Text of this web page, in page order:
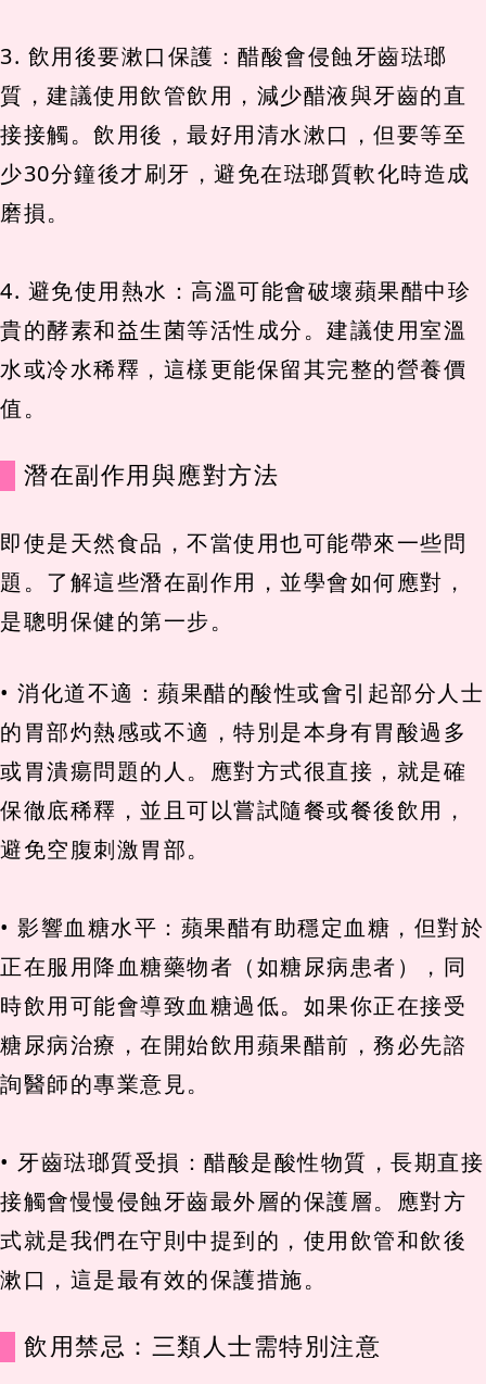
3. 飲用後要漱口保護：醋酸會侵蝕牙齒琺瑯
質，建議使用飲管飲用，減少醋液與牙齒的直
接接觸。飲用後，最好用清水漱口，但要等至
少30分鐘後才刷牙，避免在琺瑯質軟化時造成
磨損。
4. 避免使用熱水：高溫可能會破壞蘋果醋中珍
貴的酵素和益生菌等活性成分。建議使用室溫
水或冷水稀釋，這樣更能保留其完整的營養價
值。
潛在副作用與應對方法
即使是天然食品，不當使用也可能帶來一些問
題。了解這些潛在副作用，並學會如何應對，
是聰明保健的第一步。
• 消化道不適：蘋果醋的酸性或會引起部分人士
的胃部灼熱感或不適，特別是本身有胃酸過多
或胃潰瘍問題的人。應對方式很直接，就是確
保徹底稀釋，並且可以嘗試隨餐或餐後飲用，
避免空腹刺激胃部。
• 影響血糖水平：蘋果醋有助穩定血糖，但對於
正在服用降血糖藥物者（如糖尿病患者），同
時飲用可能會導致血糖過低。如果你正在接受
糖尿病治療，在開始飲用蘋果醋前，務必先諮
詢醫師的專業意見。
• 牙齒琺瑯質受損：醋酸是酸性物質，長期直接
接觸會慢慢侵蝕牙齒最外層的保護層。應對方
式就是我們在守則中提到的，使用飲管和飲後
漱口，這是最有效的保護措施。
飲用禁忌：三類人士需特別注意